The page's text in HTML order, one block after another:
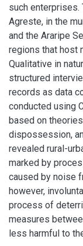
such enterprises.
Agreste, in the
and the Araripe
regions that host
Qualitative in
structured
records as data
conducted using
based on
dispossession,
revealed rural-
marked by
caused by noise
however,
process of
measures
less harmful to